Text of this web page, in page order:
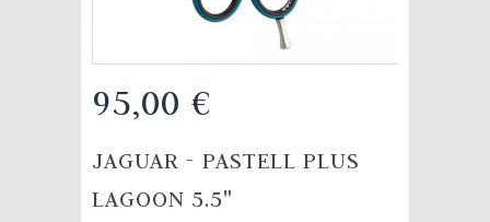
95,00 €
JAGUAR - PASTELL PLUS
LAGOON 5.5"